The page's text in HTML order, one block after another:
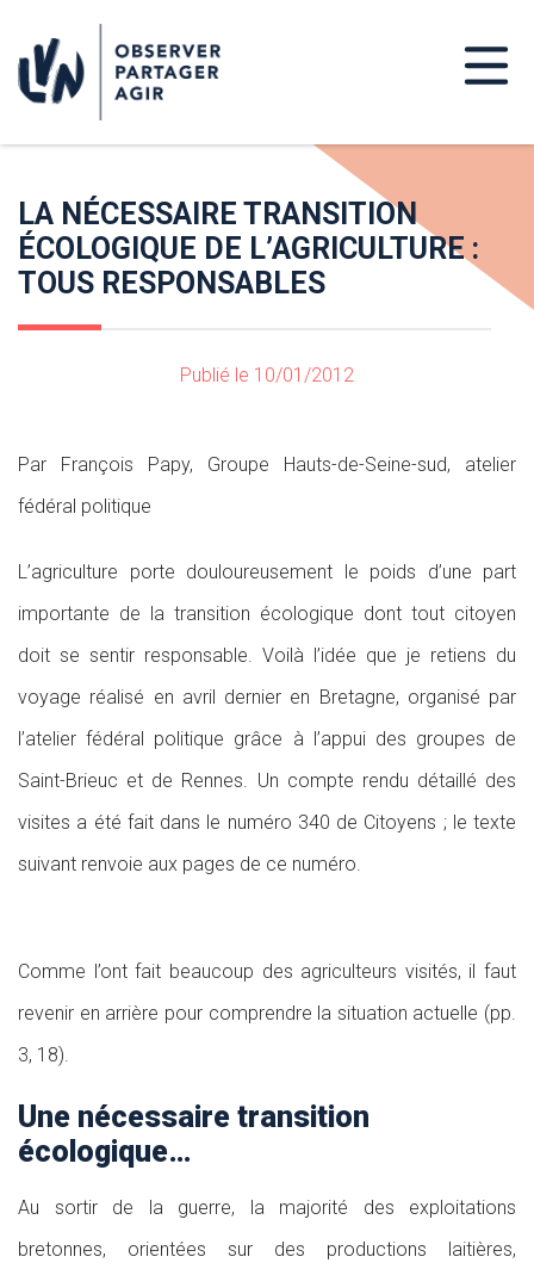
LA NÉCESSAIRE TRANSITION
ÉCOLOGIQUE DE L’AGRICULTURE :
TOUS RESPONSABLES
Publié le 10/01/2012
Par François Papy, Groupe Hauts-de-Seine-sud, atelier
fédéral politique
L’agriculture porte douloureusement le poids d’une part
importante de la transition écologique dont tout citoyen
doit se sentir responsable. Voilà l’idée que je retiens du
voyage réalisé en avril dernier en Bretagne, organisé par
l’atelier fédéral politique grâce à l’appui des groupes de
Saint-Brieuc et de Rennes. Un compte rendu détaillé des
visites a été fait dans le numéro 340 de Citoyens ; le texte
suivant renvoie aux pages de ce numéro.
Comme l’ont fait beaucoup des agriculteurs visités, il faut
revenir en arrière pour comprendre la situation actuelle (pp.
3, 18).
Une nécessaire transition
écologique…
Au sortir de la guerre, la majorité des exploitations
bretonnes, orientées sur des productions laitières,